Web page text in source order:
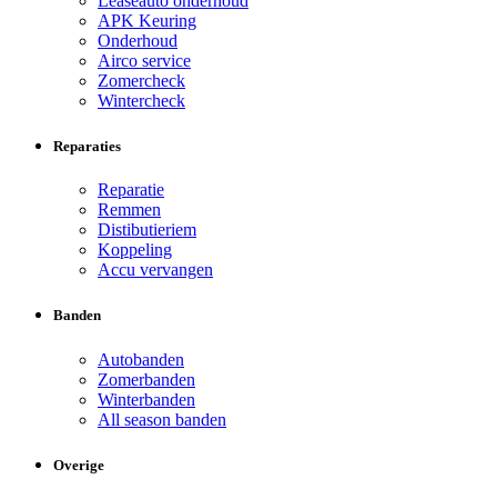
APK Keuring
Onderhoud
Airco service
Zomercheck
Wintercheck
Reparaties
Reparatie
Remmen
Distibutieriem
Koppeling
Accu vervangen
Banden
Autobanden
Zomerbanden
Winterbanden
All season banden
Overige